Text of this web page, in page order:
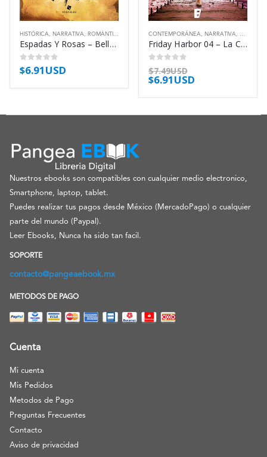
HISTÓRICA, NARRATIVA, ROMÁNTICA
Espadas Y Rosas – Bellenden Mills
0out of 5
$6.91USD
CONTEMPORÁNEA, NARRATIVA,
Friday Harbor 04 – La Cueva De Cristal – Kleypas Lisa
0out of 5
$7.49USD
$6.91USD
Nuestros ebooks son compatibles con cualquier medio electronico,
Smartphone, laptop, tablet.
Puedes realizar tus pagos desde México (MercadoPago) o cualquier
parte del mundo (Paypal).
Leer Ebooks, Nunca ha sido tan facil.
SOPORTE
contacto@pangeaebook.mx
METODOS DE PAGO
Cuenta
Mi cuenta
Mis Pedidos
Metodos de Pago
Preguntas Frecuentes
Contacto
Aviso de privacidad